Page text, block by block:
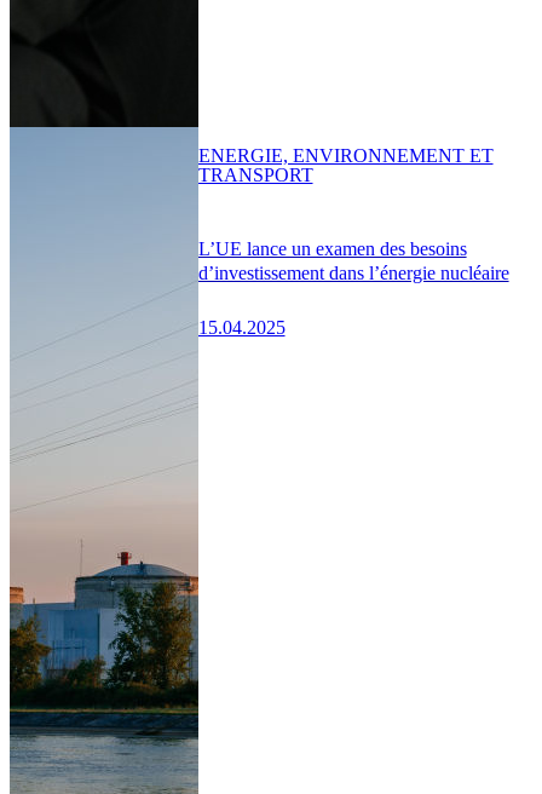
L’UE lance un examen des besoins
d’investissement dans l’énergie nucléaire
15.04.2025
ENERGIE, ENVIRONNEMENT ET
TRANSPORT